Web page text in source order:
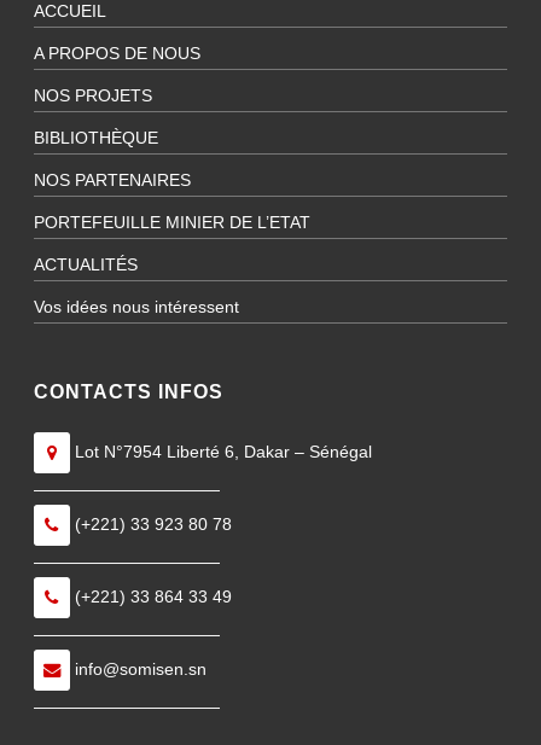
ACCUEIL
A PROPOS DE NOUS
NOS PROJETS
BIBLIOTHÈQUE
NOS PARTENAIRES
PORTEFEUILLE MINIER DE L’ETAT
ACTUALITÉS
Vos idées nous intéressent
CONTACTS INFOS
Lot N°7954 Liberté 6, Dakar – Sénégal
———————————
(+221) 33 923 80 78
———————————
(+221) 33 864 33 49
———————————
info@somisen.sn
———————————